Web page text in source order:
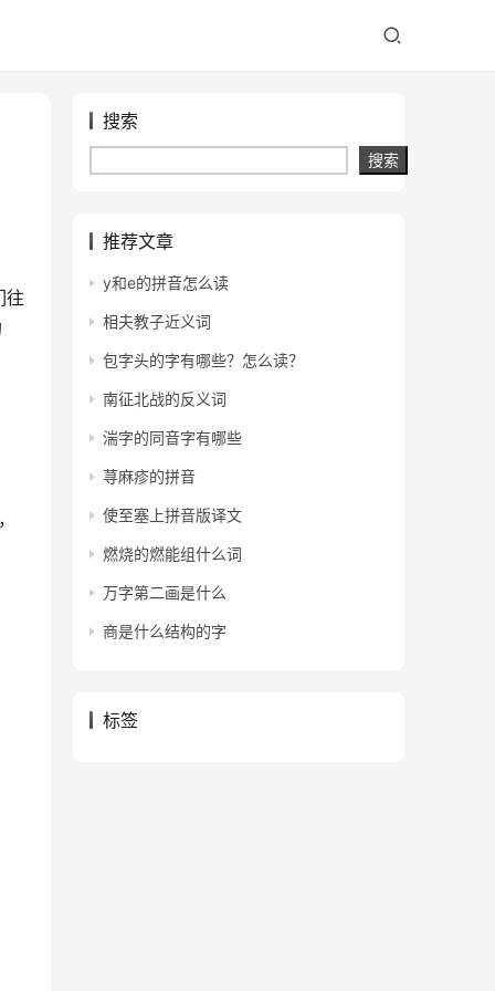
往
搜索
搜索
推荐文章
y和e的拼音怎么读
相夫教子近义词
包字头的字有哪些？怎么读？
南征北战的反义词
湍字的同音字有哪些
荨麻疹的拼音
使至塞上拼音版译文
燃烧的燃能组什么词
万字第二画是什么
商是什么结构的字
标签